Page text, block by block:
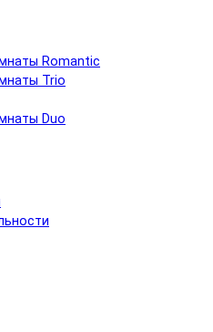
Romantic
Trio
Duo